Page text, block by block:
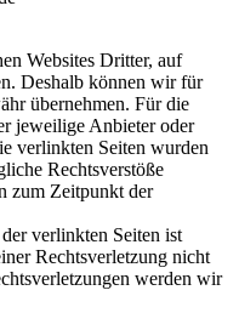
Websites Dritter, auf
Deshalb können wir für
übernehmen. Für die
jeweilige Anbieter oder
verlinkten Seiten wurden
Rechtsverstöße
zum Zeitpunkt der
verlinkten Seiten ist
Rechtsverletzung nicht
werden wir